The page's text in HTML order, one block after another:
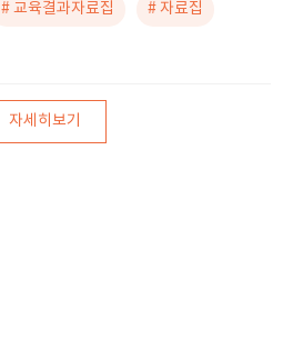
# 교육결과자료집 # 자료집
자세히보기